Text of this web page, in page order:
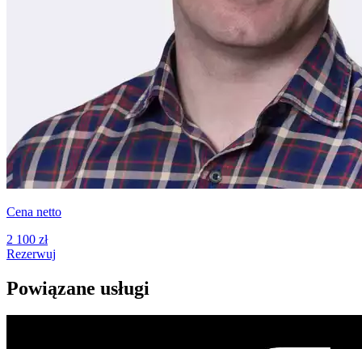
Cena netto
2 100 zł
Rezerwuj
Powiązane usługi